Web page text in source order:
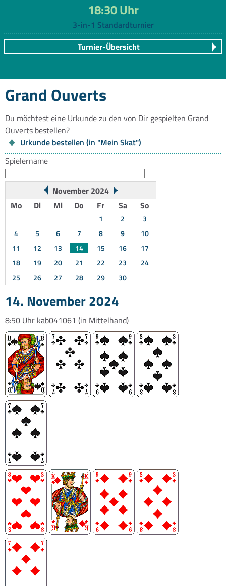
18:30 Uhr
3-in-1 Standardturnier
Turnier-Übersicht
Grand Ouverts
Du möchtest eine Urkunde zu den von Dir gespielten Grand
Ouverts bestellen?
Urkunde bestellen (in "Mein Skat")
Spielername
November 2024
Mo
Di Mi Do Fr Sa So
1 2
3
4
5 6 7 8 9
10
11
12 13 14 15 16
17
18
19 20 21 22 23
24
25
26 27 28 29 30
14. November 2024
8:50 Uhr kab041061 (in Mittelhand)